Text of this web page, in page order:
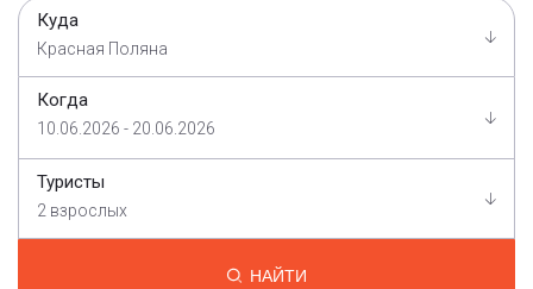
Куда
Красная Поляна
Когда
10.06.2026 - 20.06.2026
Туристы
2 взрослых
НАЙТИ